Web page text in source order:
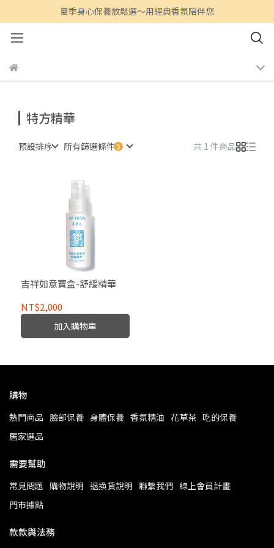
夏季身心保養放鬆選～用經典香氛陪伴您
特方精華
預設排序 所有篩選條件 共 1 件商品
吉祥如意寶盒-舒緩精華
NT$2,000
加入購物車
購物
熱門商品 臉部保養 身體保養 香氛精油 花草茶 吃的保養
居家選品
需要幫助
常見問題 購物說明 退換貨說明 聯繫我們 線上會員計畫
門市據點
款款與法務